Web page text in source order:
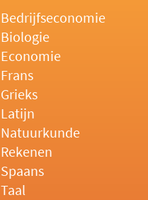
Bedrijfseconomie
Biologie
Economie
Frans
Grieks
Latijn
Natuurkunde
Rekenen
Spaans
Taal